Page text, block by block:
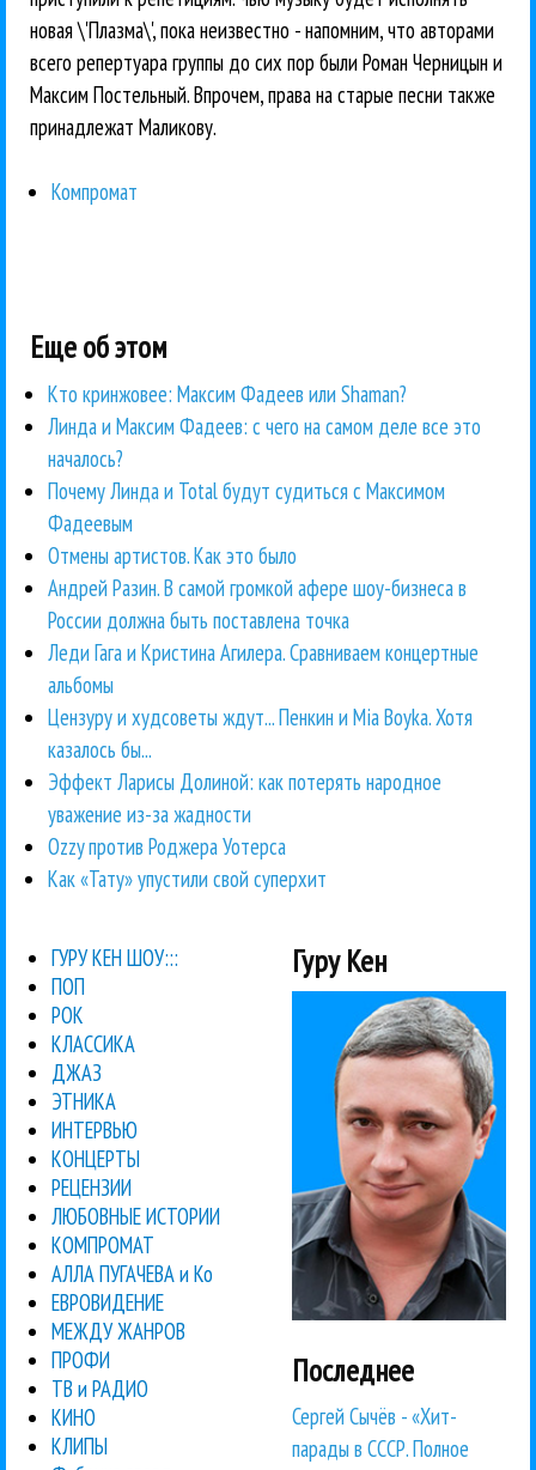
новая \'Плазма\', пока неизвестно - напомним, что авторами
всего репертуара группы до сих пор были Роман Черницын и
Максим Постельный. Впрочем, права на старые песни также
принадлежат Маликову.
Компромат
Еще об этом
Кто кринжовее: Максим Фадеев или Shaman?
Линда и Максим Фадеев: с чего на самом деле все это
началось?
Почему Линда и Total будут судиться с Максимом
Фадеевым
Отмены артистов. Как это было
Андрей Разин. В самой громкой афере шоу-бизнеса в
России должна быть поставлена точка
Леди Гага и Кристина Агилера. Сравниваем концертные
альбомы
Цензуру и худсоветы ждут... Пенкин и Mia Boyka. Хотя
казалось бы...
Эффект Ларисы Долиной: как потерять народное
уважение из-за жадности
Ozzy против Роджера Уотерса
Как «Тату» упустили свой суперхит
ГУРУ КЕН ШОУ:::
ПОП
РОК
КЛАССИКА
ДЖАЗ
ЭТНИКА
ИНТЕРВЬЮ
КОНЦЕРТЫ
РЕЦЕНЗИИ
ЛЮБОВНЫЕ ИСТОРИИ
КОМПРОМАТ
АЛЛА ПУГАЧЕВА и Ко
ЕВРОВИДЕНИЕ
МЕЖДУ ЖАНРОВ
ПРОФИ
ТВ и РАДИО
КИНО
КЛИПЫ
Гуру Кен
Последнее
Сергей Сычёв - «Хит-
парады в СССР. Полное